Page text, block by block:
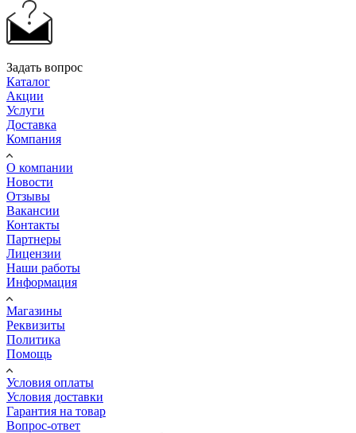
Задать вопрос
Каталог
Акции
Услуги
Доставка
Компания
О компании
Новости
Отзывы
Вакансии
Контакты
Партнеры
Лицензии
Наши работы
Информация
Магазины
Реквизиты
Политика
Помощь
Условия оплаты
Условия доставки
Гарантия на товар
Вопрос-ответ